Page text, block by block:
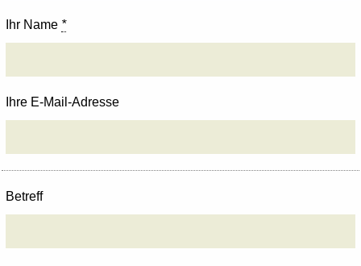
Ihr Name *
Ihre E-Mail-Adresse
Betreff